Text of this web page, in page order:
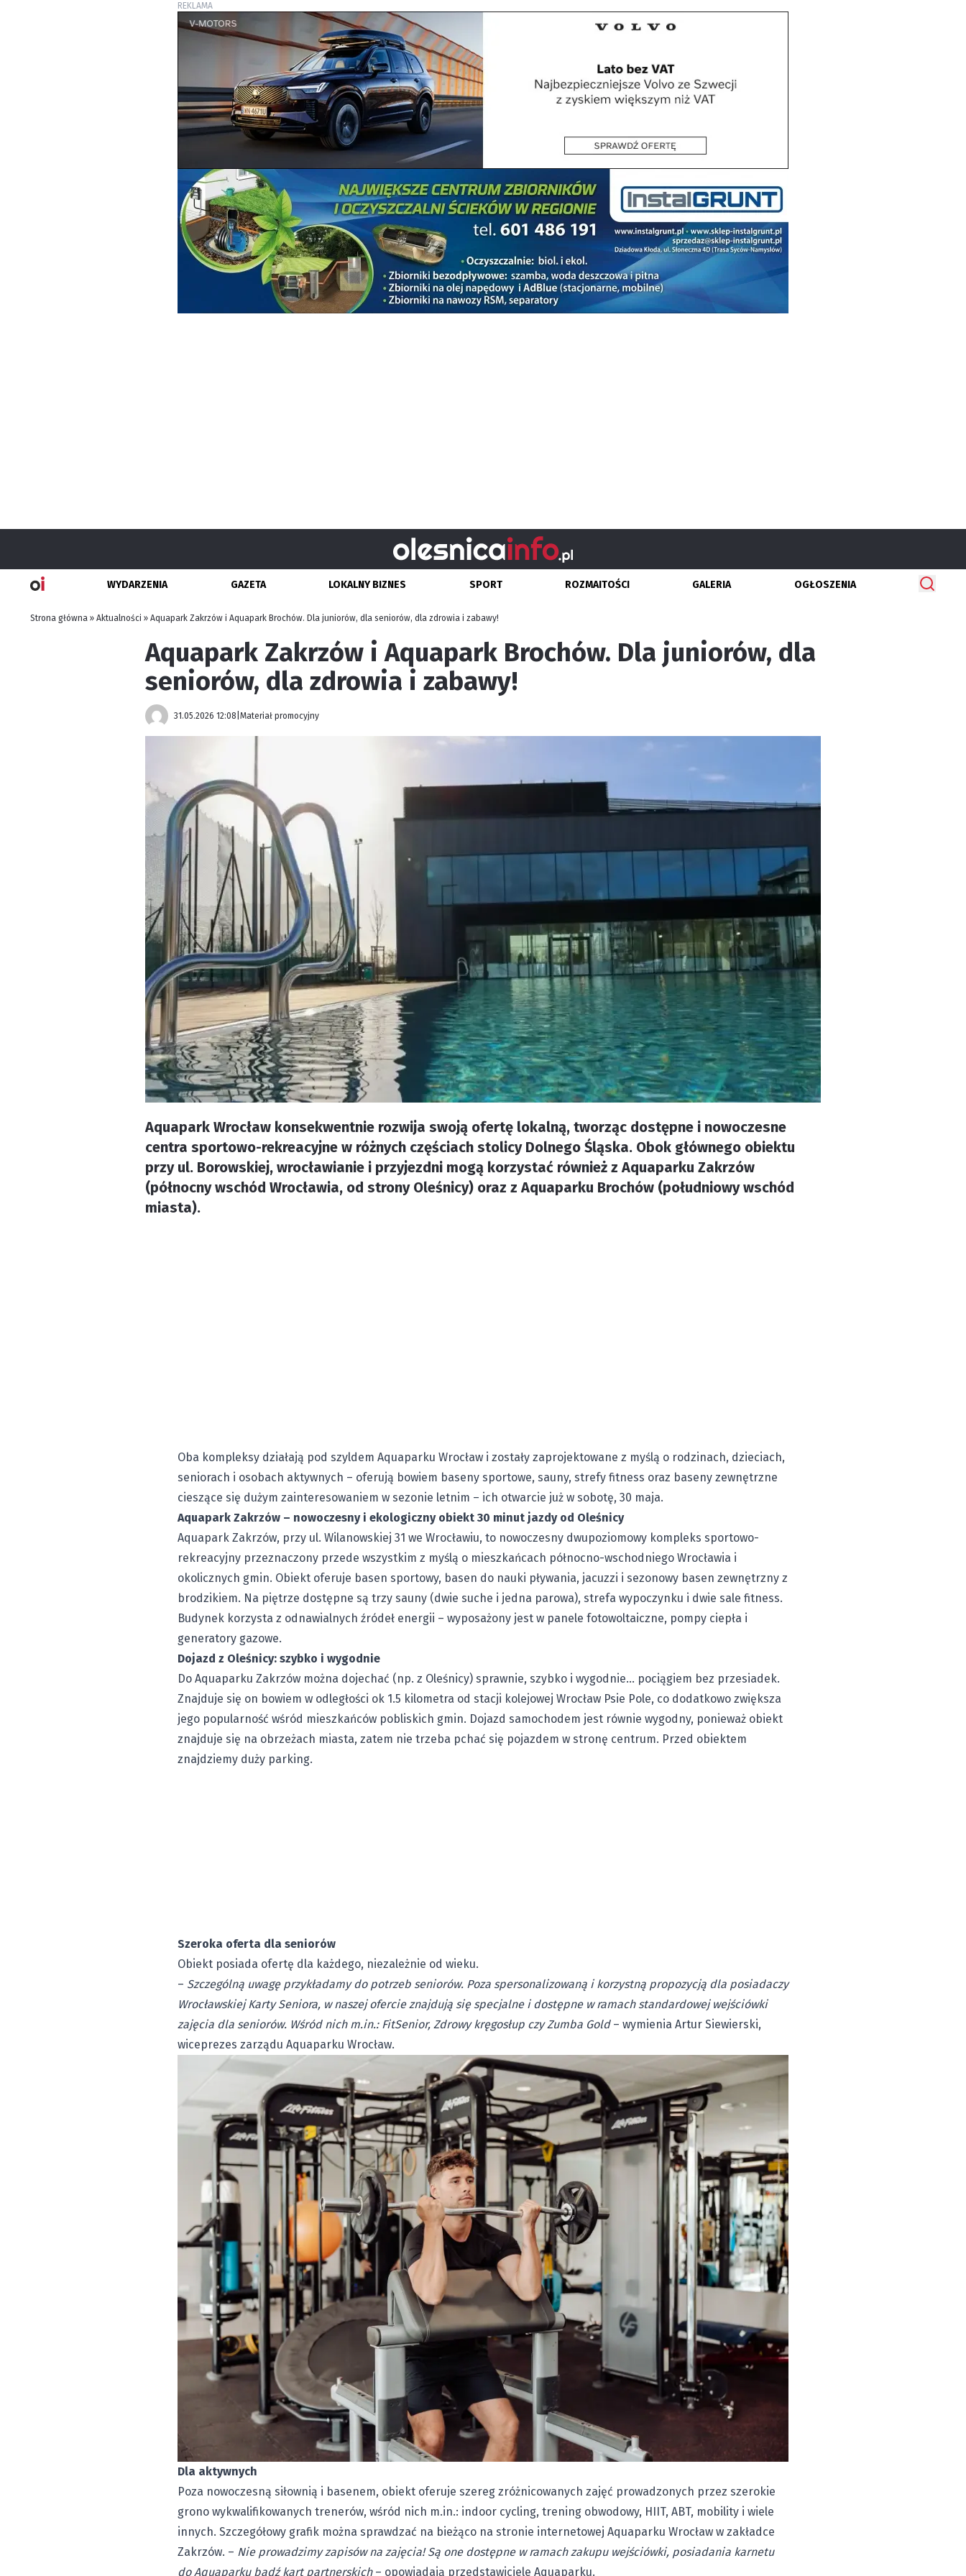
REKLAMA
WYDARZENIA GAZETA LOKALNY BIZNES SPORT ROZMAITOŚCI GALERIA OGŁOSZENIA
Strona główna » Aktualności » Aquapark Zakrzów i Aquapark Brochów. Dla juniorów, dla seniorów, dla zdrowia i zabawy!
Aquapark Zakrzów i Aquapark Brochów. Dla juniorów, dla
seniorów, dla zdrowia i zabawy!
31.05.2026 12:08 Materiał promocyjny
Aquapark Wrocław konsekwentnie rozwija swoją ofertę lokalną, tworząc dostępne i nowoczesne
centra sportowo-rekreacyjne w różnych częściach stolicy Dolnego Śląska. Obok głównego obiektu
przy ul. Borowskiej, wrocławianie i przyjezdni mogą korzystać również z Aquaparku Zakrzów
(północny wschód Wrocławia, od strony Oleśnicy) oraz z Aquaparku Brochów (południowy wschód
miasta).
Oba kompleksy działają pod szyldem Aquaparku Wrocław i zostały zaprojektowane z myślą o rodzinach, dzieciach,
seniorach i osobach aktywnych – oferują bowiem baseny sportowe, sauny, strefy fitness oraz baseny zewnętrzne
cieszące się dużym zainteresowaniem w sezonie letnim – ich otwarcie już w sobotę, 30 maja.
Aquapark Zakrzów – nowoczesny i ekologiczny obiekt 30 minut jazdy od Oleśnicy
Aquapark Zakrzów, przy ul. Wilanowskiej 31 we Wrocławiu, to nowoczesny dwupoziomowy kompleks sportowo-
rekreacyjny przeznaczony przede wszystkim z myślą o mieszkańcach północno-wschodniego Wrocławia i
okolicznych gmin. Obiekt oferuje basen sportowy, basen do nauki pływania, jacuzzi i sezonowy basen zewnętrzny z
brodzikiem. Na piętrze dostępne są trzy sauny (dwie suche i jedna parowa), strefa wypoczynku i dwie sale fitness.
Budynek korzysta z odnawialnych źródeł energii – wyposażony jest w panele fotowoltaiczne, pompy ciepła i
generatory gazowe.
Dojazd z Oleśnicy: szybko i wygodnie
Do Aquaparku Zakrzów można dojechać (np. z Oleśnicy) sprawnie, szybko i wygodnie… pociągiem bez przesiadek.
Znajduje się on bowiem w odległości ok 1.5 kilometra od stacji kolejowej Wrocław Psie Pole, co dodatkowo zwiększa
jego popularność wśród mieszkańców pobliskich gmin. Dojazd samochodem jest równie wygodny, ponieważ obiekt
znajduje się na obrzeżach miasta, zatem nie trzeba pchać się pojazdem w stronę centrum. Przed obiektem
znajdziemy duży parking.
Szeroka oferta dla seniorów
Obiekt posiada ofertę dla każdego, niezależnie od wieku.
– Szczególną uwagę przykładamy do potrzeb seniorów. Poza spersonalizowaną i korzystną propozycją dla posiadaczy
Wrocławskiej Karty Seniora, w naszej ofercie znajdują się specjalne i dostępne w ramach standardowej wejściówki
zajęcia dla seniorów. Wśród nich m.in.: FitSenior, Zdrowy kręgosłup czy Zumba Gold– wymienia Artur Siewierski,
wiceprezes zarządu Aquaparku Wrocław.
Dla aktywnych
Poza nowoczesną siłownią i basenem, obiekt oferuje szereg zróżnicowanych zajęć prowadzonych przez szerokie
grono wykwalifikowanych trenerów, wśród nich m.in.: indoor cycling, trening obwodowy, HIIT, ABT, mobility i wiele
innych. Szczegółowy grafik można sprawdzać na bieżąco na stronie internetowej Aquaparku Wrocław w zakładce
Zakrzów. – Nie prowadzimy zapisów na zajęcia! Są one dostępne w ramach zakupu wejściówki, posiadania karnetu
do Aquaparku bądź kart partnerskich– opowiadają przedstawiciele Aquaparku.